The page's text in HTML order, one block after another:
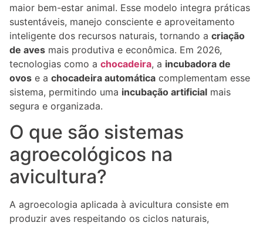
maior bem-estar animal. Esse modelo integra práticas
sustentáveis, manejo consciente e aproveitamento
inteligente dos recursos naturais, tornando a criação
de aves mais produtiva e econômica. Em 2026,
tecnologias como a chocadeira, a incubadora de
ovos e a chocadeira automática complementam esse
sistema, permitindo uma incubação artificial mais
segura e organizada.
O que são sistemas
agroecológicos na
avicultura?
A agroecologia aplicada à avicultura consiste em
produzir aves respeitando os ciclos naturais,